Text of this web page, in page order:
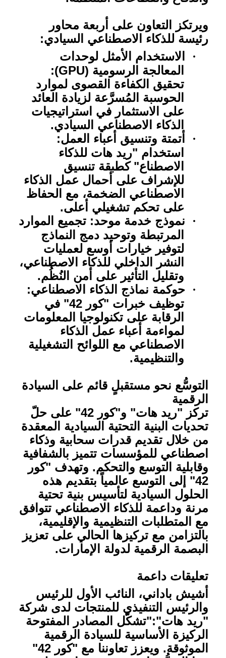
ويرتكز التعاون على أربعة محاور
رئيسة للذكاء الاصطناعي السيادي:
·
الاستخدام الأمثل لوحدات
المعالجة الرسومية (GPU
):
تحقيق الكفاءة القصوى لموارد
الحوسبة المُسرَّعة لزيادة العائد
على الاستثمار في استراتيجيات
الذكاء الاصطناعي السيادي.
·
أتمتة وتنسيق أعباء العمل:
استخدام "ريد هات للذكاء
الاصطناع" كطبقة تنسيق
للإشراف على أحمال عمل الذكاء
الاصطناعي الضخمة، مع الحفاظ
على تحكم تشغيلي أعلى.
·
نموذج خدمة موحد: تجميع الموارد
المرتبطة وتوحيد دمج النماذج
لتوفير خيارات أوسع لعمليات
النشر الداخلي للذكاء الاصطناعي،
وتقليل التأثير على أمن النُظُم.
·
حوكمة نماذج الذكاء الاصطناعي:
توظيف خبرات "كور 42" في
الرقابة على تكنولوجيا المعلومات
لمواءمة أعباء عمل الذكاء
الاصطناعي مع اللوائح التشغيلية
والتنظيمية.
التوسُّع نحو مستقبلٍ قائم على السيادة
الرقمية
تركز "ريد هات" و"كور 42" على حلّ
تحديات البنية التحتية السيادية المعقدة
من خلال تقديم قدرات سحابية وذكاء
اصطناعي للمؤسسات تتميز بالشفافية
وقابلية التوسع والتحكم. وتهدف "كور
42" إلى التوسع عالمياً بتقديم هذه
الحلول السيادية لتأسيس بنية تحتية
مرنة وداعمة للذكاء الاصطناعي تتوافق
مع المتطلبات التنظيمية والإقليمية،
بالتزامن مع تركيزها الحالي على تعزيز
البصمة الرقمية لدولة الإمارات.
تعليقات داعمة
أشيش باداني، النائب الأول للرئيس
والرئيس التنفيذي للمنتجات لدى شركة
"ريد هات":"تشكّل المصادر المفتوحة
الركيزة الأساسية للسيادة الرقمية
الموثوقة. ويعزز تعاوننا مع "كور 42"